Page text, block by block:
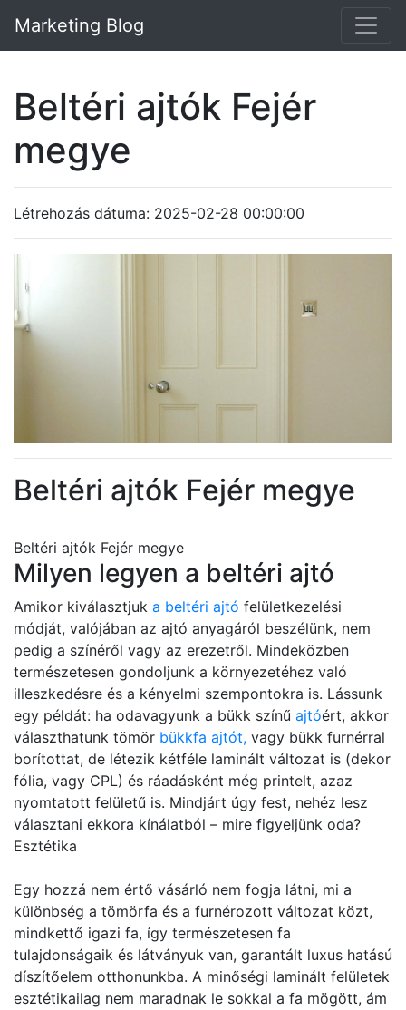
Marketing Blog
Beltéri ajtók Fejér
megye
Létrehozás dátuma: 2025-02-28 00:00:00
Beltéri ajtók Fejér megye
Beltéri ajtók Fejér megye
Milyen legyen a beltéri ajtó
Amikor kiválasztjuk a beltéri ajtó felületkezelési
módját, valójában az ajtó anyagáról beszélünk, nem
pedig a színéről vagy az erezetről. Mindeközben
természetesen gondoljunk a környezetéhez való
illeszkedésre és a kényelmi szempontokra is. Lássunk
egy példát: ha odavagyunk a bükk színű ajtóért, akkor
választhatunk tömör bükkfa ajtót, vagy bükk furnérral
borítottat, de létezik kétféle laminált változat is (dekor
fólia, vagy CPL) és ráadásként még printelt, azaz
nyomtatott felületű is. Mindjárt úgy fest, nehéz lesz
választani ekkora kínálatból – mire figyeljünk oda?
Esztétika
Egy hozzá nem értő vásárló nem fogja látni, mi a
különbség a tömörfa és a furnérozott változat közt,
mindkettő igazi fa, így természetesen fa
tulajdonságaik és látványuk van, garantált luxus hatású
díszítőelem otthonunkba. A minőségi laminált felületek
esztétikailag nem maradnak le sokkal a fa mögött, ám